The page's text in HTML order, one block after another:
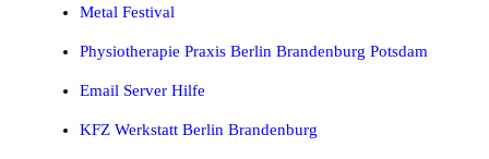
Metal Festival
Physiotherapie Praxis Berlin Brandenburg Potsdam
Email Server Hilfe
KFZ Werkstatt Berlin Brandenburg